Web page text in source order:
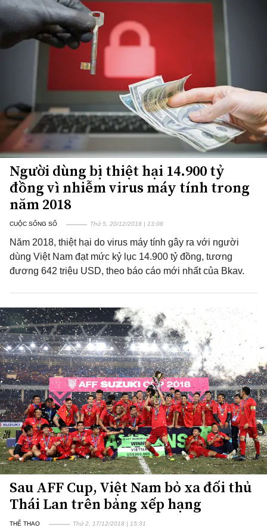
Người dùng bị thiệt hại 14.900 tỷ
đồng vì nhiễm virus máy tính trong
năm 2018
CUỘC SỐNG SỐ Thứ 5, 20/12/2018 | 13:08
Năm 2018, thiệt hại do virus máy tính gây ra với người
dùng Việt Nam đạt mức kỷ lục 14.900 tỷ đồng, tương
đương 642 triệu USD, theo báo cáo mới nhất của Bkav.
Sau AFF Cup, Việt Nam bỏ xa đối thủ
Thái Lan trên bảng xếp hạng
THỂ THAO Thứ 2, 17/12/2018 | 15:31